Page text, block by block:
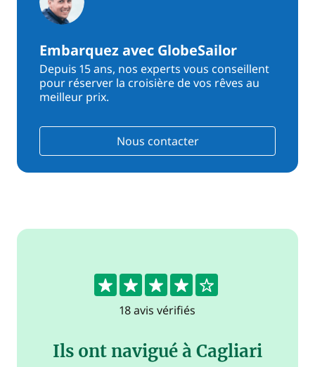
Embarquez avec GlobeSailor
Depuis 15 ans, nos experts vous conseillent
pour réserver la croisière de vos rêves au
meilleur prix.
Nous contacter
4.3
18 avis vérifiés
Ils ont navigué à Cagliari